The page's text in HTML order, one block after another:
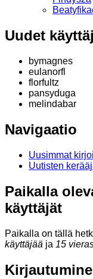
Uudet
bymagnes
eulanorfl
florfultz
pansyduga
melindabar
Navigaatio
Uusimmat
Uutisten
Paikalla
käyttäjät
Paikalla on tällä
käyttäjää ja 15